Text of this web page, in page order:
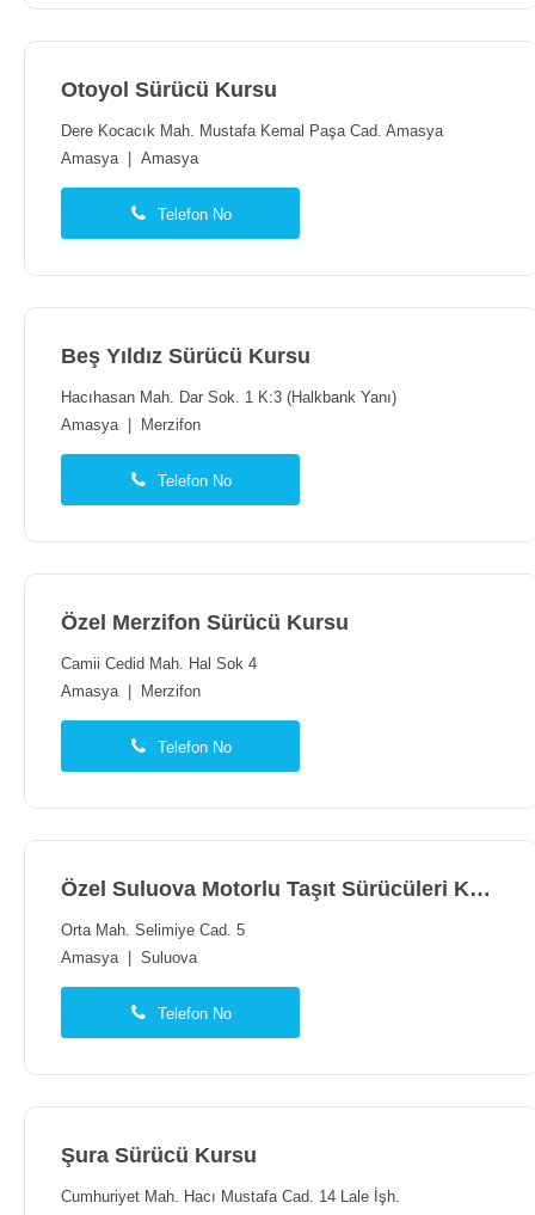
Otoyol Sürücü Kursu
Dere Kocacık Mah. Mustafa Kemal Paşa Cad. Amasya
Amasya| Amasya
Telefon No
Beş Yıldız Sürücü Kursu
Hacıhasan Mah. Dar Sok. 1 K:3 (Halkbank Yanı)
Amasya| Merzifon
Telefon No
Özel Merzifon Sürücü Kursu
Camii Cedid Mah. Hal Sok 4
Amasya| Merzifon
Telefon No
Özel Suluova Motorlu Taşıt Sürücüleri Kursu
Orta Mah. Selimiye Cad. 5
Amasya| Suluova
Telefon No
Şura Sürücü Kursu
Cumhuriyet Mah. Hacı Mustafa Cad. 14 Lale İşh.